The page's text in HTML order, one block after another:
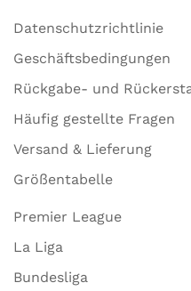
Datenschutzrichtlinie
Geschäftsbedingungen
Rückgabe- und
Häufig gestellte Fragen
Versand & Lieferung
Größentabelle
Premier League
La Liga
Bundesliga